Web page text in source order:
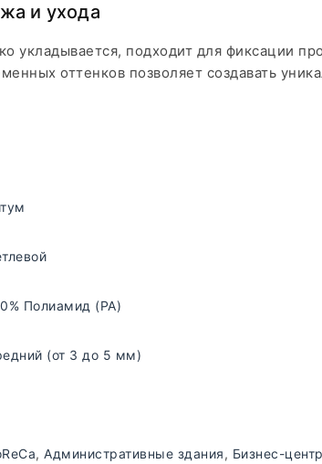
и ухода
укладывается, подходит для фиксации
оттенков позволяет создавать
Полиамид (PA)
(от 3 до 5 мм)
, Административные здания, Бизнес-